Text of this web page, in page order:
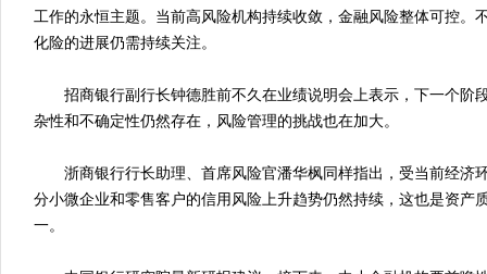
工作的永恒主题。当前高风险机构持续收敛，金融风险整体可控。
化险的进展仍需持续关注。
招商银行副行长钟德胜前不久在业绩说明会上表示，下一个阶
杂性和不确定性仍然存在，风险管理的挑战也在加大。
浙商银行行长助理、首席风险官潘华枫同样指出，受当前经济
分小微企业和零售客户的信用风险上升趋势仍然持续，这也是资产
一。